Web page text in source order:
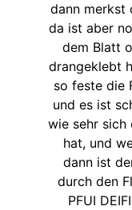
dann merkst
da ist aber
dem Blatt
drangeklebt
so feste die
und es ist
wie sehr sich
hat, und
dann ist
durch den
PFUI